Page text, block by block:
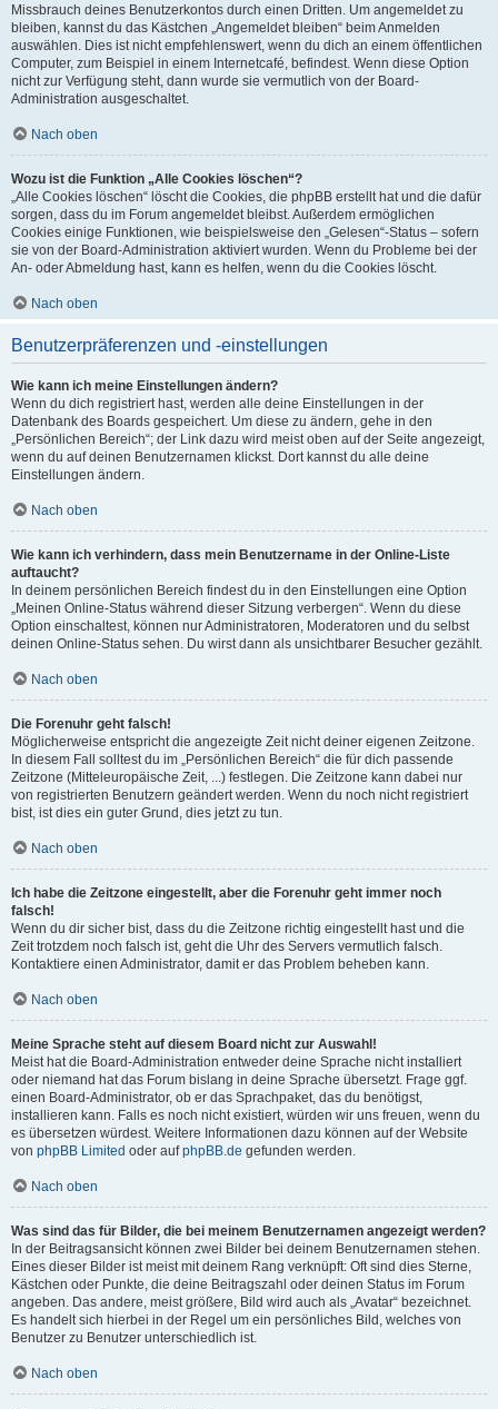
Missbrauch deines Benutzerkontos durch einen Dritten. Um angemeldet zu
bleiben, kannst du das Kästchen „Angemeldet bleiben“ beim Anmelden
auswählen. Dies ist nicht empfehlenswert, wenn du dich an einem öffentlichen
Computer, zum Beispiel in einem Internetcafé, befindest. Wenn diese Option
nicht zur Verfügung steht, dann wurde sie vermutlich von der Board-
Administration ausgeschaltet.
Nach oben
Wozu ist die Funktion „Alle Cookies löschen“?
„Alle Cookies löschen“ löscht die Cookies, die phpBB erstellt hat und die dafür
sorgen, dass du im Forum angemeldet bleibst. Außerdem ermöglichen
Cookies einige Funktionen, wie beispielsweise den „Gelesen“-Status – sofern
sie von der Board-Administration aktiviert wurden. Wenn du Probleme bei der
An- oder Abmeldung hast, kann es helfen, wenn du die Cookies löscht.
Nach oben
Benutzerpräferenzen und -einstellungen
Wie kann ich meine Einstellungen ändern?
Wenn du dich registriert hast, werden alle deine Einstellungen in der
Datenbank des Boards gespeichert. Um diese zu ändern, gehe in den
„Persönlichen Bereich“; der Link dazu wird meist oben auf der Seite angezeigt,
wenn du auf deinen Benutzernamen klickst. Dort kannst du alle deine
Einstellungen ändern.
Nach oben
Wie kann ich verhindern, dass mein Benutzername in der Online-Liste
auftaucht?
In deinem persönlichen Bereich findest du in den Einstellungen eine Option
„Meinen Online-Status während dieser Sitzung verbergen“. Wenn du diese
Option einschaltest, können nur Administratoren, Moderatoren und du selbst
deinen Online-Status sehen. Du wirst dann als unsichtbarer Besucher gezählt.
Nach oben
Die Forenuhr geht falsch!
Möglicherweise entspricht die angezeigte Zeit nicht deiner eigenen Zeitzone.
In diesem Fall solltest du im „Persönlichen Bereich“ die für dich passende
Zeitzone (Mitteleuropäische Zeit, ...) festlegen. Die Zeitzone kann dabei nur
von registrierten Benutzern geändert werden. Wenn du noch nicht registriert
bist, ist dies ein guter Grund, dies jetzt zu tun.
Nach oben
Ich habe die Zeitzone eingestellt, aber die Forenuhr geht immer noch
falsch!
Wenn du dir sicher bist, dass du die Zeitzone richtig eingestellt hast und die
Zeit trotzdem noch falsch ist, geht die Uhr des Servers vermutlich falsch.
Kontaktiere einen Administrator, damit er das Problem beheben kann.
Nach oben
Meine Sprache steht auf diesem Board nicht zur Auswahl!
Meist hat die Board-Administration entweder deine Sprache nicht installiert
oder niemand hat das Forum bislang in deine Sprache übersetzt. Frage ggf.
einen Board-Administrator, ob er das Sprachpaket, das du benötigst,
installieren kann. Falls es noch nicht existiert, würden wir uns freuen, wenn du
es übersetzen würdest. Weitere Informationen dazu können auf der Website
von phpBB Limited oder aufphpBB.de gefunden werden.
Nach oben
Was sind das für Bilder, die bei meinem Benutzernamen angezeigt werden?
In der Beitragsansicht können zwei Bilder bei deinem Benutzernamen stehen.
Eines dieser Bilder ist meist mit deinem Rang verknüpft: Oft sind dies Sterne,
Kästchen oder Punkte, die deine Beitragszahl oder deinen Status im Forum
angeben. Das andere, meist größere, Bild wird auch als „Avatar“ bezeichnet.
Es handelt sich hierbei in der Regel um ein persönliches Bild, welches von
Benutzer zu Benutzer unterschiedlich ist.
Nach oben